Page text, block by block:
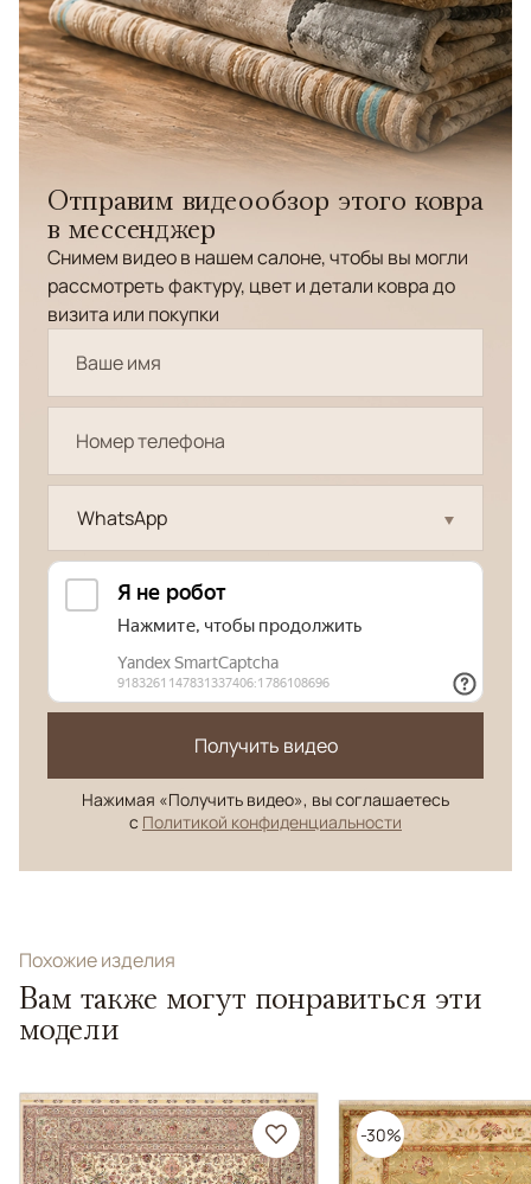
Отправим видеообзор этого ковра
в мессенджер
Снимем видео в нашем салоне, чтобы вы могли
рассмотреть фактуру, цвет и детали ковра до
визита или покупки
WhatsApp
Получить видео
Нажимая «Получить видео», вы соглашаетесь
с Политикой конфиденциальности
Похожие изделия
Вам также могут понравиться эти
модели
-30%